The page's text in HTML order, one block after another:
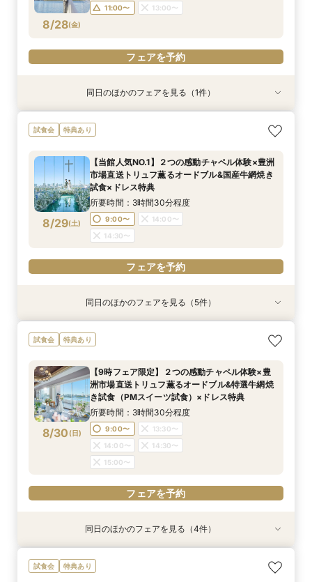
15:00〜
8/28(金)
11:00〜 13:00〜
フェアを予約
8/28(金)
【見積り比較】 選べる2つのチャペル体験×安心
◎ご予算相談会
11:00〜
13:00〜
15:00〜
フェアを予約
同日のほかのフェアを見る（1件）
試食会 特典あり
8/29(土)
【当館人気NO.1】２つの感動チャペル体験×豊洲
市場直送トリュフ薫るオードブル&国産牛網焼き
試食×ドレス特典
所要時間：3時間30分程度
9:00〜
14:00〜
14:30〜
フェアを予約
8/29(土)
【見積り徹底比較！】 感動チャペル体験×安心◎
お見積り相談会
9:00〜
13:30〜
14:00〜
14:30〜
15:00〜
フェアを予約
8/29(土)
【ドレス特典◎】感動チャペル＆本番直前コー
ディネート体験
9:00〜
13:30〜
14:00〜
14:30〜
15:00〜
フェアを予約
特典あり
8/29(土)
初見特典有◎【安心！初めてを応援】豪華無料試
食×ホテルWDまるっと体験
9:00〜 14:00〜
フェアを予約
特典あり
8/29(土)
【6名から25名に◎】 絶景を楽しめる少人数
WD×豪華試食会
9:00〜 14:00〜
フェアを予約
8/29(土)
少人数も利用OK【新プラン発表】2026年内限
定お得に叶える絶景Wedding
9:00〜 14:00〜
フェアを予約
同日のほかのフェアを見る（5件）
試食会 特典あり
8/30 (日)
【9時フェア限定】２つの感動チャペル体験×豊
洲市場直送トリュフ薫るオードブル&特選牛網焼
き試食（PMスイーツ試食）×ドレス特典
所要時間：3時間30分程度
9:00〜
13:30〜
14:00〜
14:30〜
15:00〜
フェアを予約
【見積り徹底比較！】 感動チャペル体験×安心◎
お見積り相談会
特典あり
初見特典有◎【安心！初めてを応援】豪華無料試
食×ホテルWDまるっと体験
特典あり
【6名から25名に◎】 絶景を楽しめる少人数
WD×豪華試食会
少人数も利用OK【新プラン発表】2026年内限
定お得に叶える絶景Wedding
同日のほかのフェアを見る（4件）
試食会 特典あり